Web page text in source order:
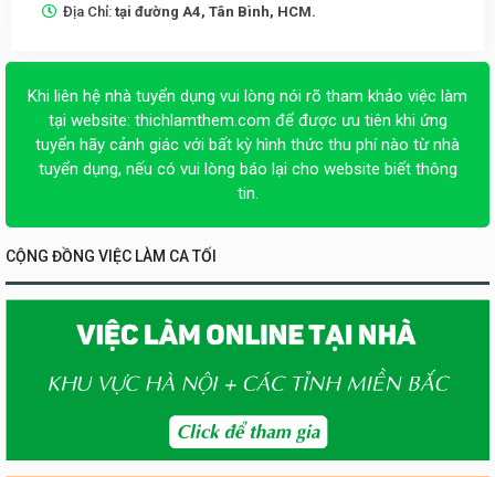
Địa Chỉ: tại đường A4, Tân Bình, HCM.
Khi liên hệ nhà tuyển dụng vui lòng nói rõ tham khảo việc làm
tại website: thichlamthem.com để được ưu tiên khi ứng
tuyển hãy cảnh giác với bất kỳ hình thức thu phí nào từ nhà
tuyển dụng, nếu có vui lòng báo lại cho website biết thông
tin.
CỘNG ĐỒNG VIỆC LÀM CA TỐI